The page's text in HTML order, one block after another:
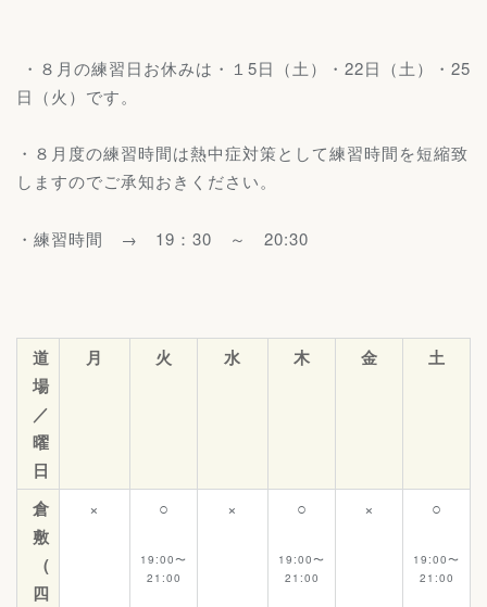
・８月の練習日お休みは・１5日（土）・22日（土）・25
日（火）です。
・８月度の練習時間は熱中症対策として練習時間を短縮致
しますのでご承知おきください。
・練習時間 → 19：30 ～ 20:30
道
場
／
曜
日
月 火 水 木 金 土
倉
敷
(
四
× ○
19:00〜
21:00
× ○
19:00〜
21:00
× ○
19:00〜
21:00